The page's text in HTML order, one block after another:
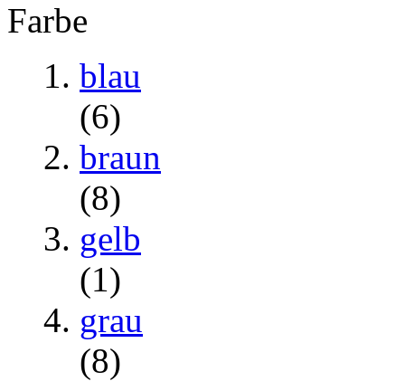
Farbe
blau
(6)
braun
(8)
gelb
(1)
grau
(8)